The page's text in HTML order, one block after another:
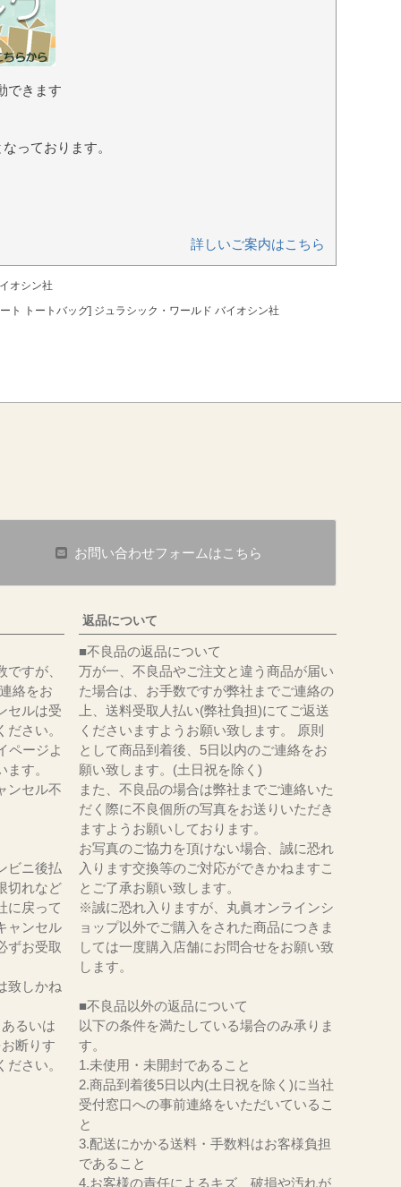
できます
っております。
詳しいご案内はこちら
オシン社
ト トートバッグ] ジュラシック・ワールド バイオシン社
お問い合わせフォームはこちら
すが、
絡をお
セルは受
さい。
ページよ
す。
ンセル不
ビニ後払
切れなど
に戻って
ャンセル
ずお受取
致しかね
るいは
断りす
さい。
返品について
■不良品の返品について
万が一、不良品やご注文と違う商品が届い
た場合は、お手数ですが弊社までご連絡の
上、送料受取人払い(弊社負担)にてご返送
くださいますようお願い致します。 原則
として商品到着後、5日以内のご連絡をお
願い致します。(土日祝を除く)
また、不良品の場合は弊社までご連絡いた
だく際に不良個所の写真をお送りいただき
ますようお願いしております。
お写真のご協力を頂けない場合、誠に恐れ
入ります交換等のご対応ができかねますこ
とご了承お願い致します。
※誠に恐れ入りますが、丸眞オンラインシ
ョップ以外でご購入をされた商品につきま
しては一度購入店舗にお問合せをお願い致
します。
■不良品以外の返品について
以下の条件を満たしている場合のみ承りま
す。
1.未使用・未開封であること
2.商品到着後5日以内(土日祝を除く)に当社
受付窓口への事前連絡をいただいているこ
と
3.配送にかかる送料・手数料はお客様負担
であること
4.お客様の責任によるキズ、破損や汚れが